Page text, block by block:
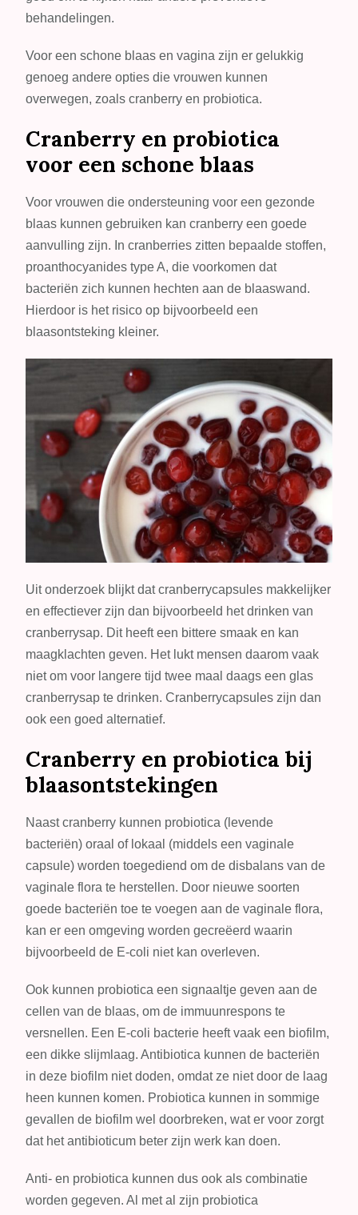
behandelingen.
Voor een schone blaas en vagina zijn er gelukkig
genoeg andere opties die vrouwen kunnen
overwegen, zoals cranberry en probiotica.
Cranberry en probiotica
voor een schone blaas
Voor vrouwen die ondersteuning voor een gezonde
blaas kunnen gebruiken kan cranberry een goede
aanvulling zijn. In cranberries zitten bepaalde stoffen,
proanthocyanides type A, die voorkomen dat
bacteriën zich kunnen hechten aan de blaaswand.
Hierdoor is het risico op bijvoorbeeld een
blaasontsteking kleiner.
Uit onderzoek blijkt dat cranberrycapsules makkelijker
en effectiever zijn dan bijvoorbeeld het drinken van
cranberrysap. Dit heeft een bittere smaak en kan
maagklachten geven. Het lukt mensen daarom vaak
niet om voor langere tijd twee maal daags een glas
cranberrysap te drinken. Cranberrycapsules zijn dan
ook een goed alternatief.
Cranberry en probiotica bij
blaasontstekingen
Naast cranberry kunnen probiotica (levende
bacteriën) oraal of lokaal (middels een vaginale
capsule) worden toegediend om de disbalans van de
vaginale flora te herstellen. Door nieuwe soorten
goede bacteriën toe te voegen aan de vaginale flora,
kan er een omgeving worden gecreëerd waarin
bijvoorbeeld de E-coli niet kan overleven.
Ook kunnen probiotica een signaaltje geven aan de
cellen van de blaas, om de immuunrespons te
versnellen. Een E-coli bacterie heeft vaak een biofilm,
een dikke slijmlaag. Antibiotica kunnen de bacteriën
in deze biofilm niet doden, omdat ze niet door de laag
heen kunnen komen. Probiotica kunnen in sommige
gevallen de biofilm wel doorbreken, wat er voor zorgt
dat het antibioticum beter zijn werk kan doen.
Anti- en probiotica kunnen dus ook als combinatie
worden gegeven. Al met al zijn probiotica